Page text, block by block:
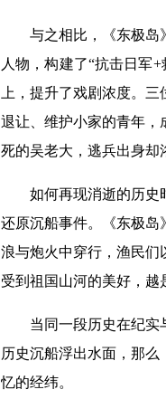
与之相比，《东极岛
人物，构建了“抗击日军
上，提升了戏剧浓度。
退让、维护小家的青年，
死的吴老大，逃兵出身却
如何再现消逝的历史
还原沉船事件。《东极岛
浪与炮火中穿行，渔民们
受到祖国山河的美好，越
当同一段历史在纪实
历史沉船浮出水面，那
忆的经纬。